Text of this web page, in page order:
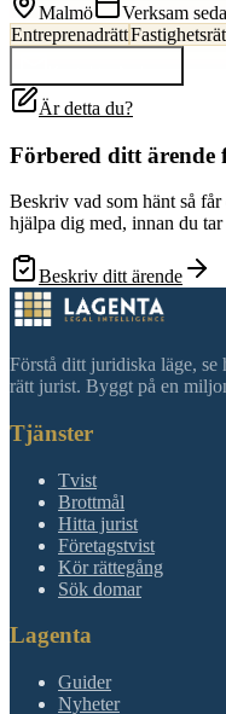
Malmö Verksam
Entreprenadrätt
Är detta du?
Förbered ditt ärende
Beskriv vad som hänt så
hjälpa dig med, innan du
Beskriv ditt ärende
Förstå ditt juridiska läge,
rätt jurist. Byggt på en
Tjänster
Tvist
Brottmål
Hitta jurist
Företagstvist
Kör rättegång
Sök domar
Lagenta
Guider
Nyheter